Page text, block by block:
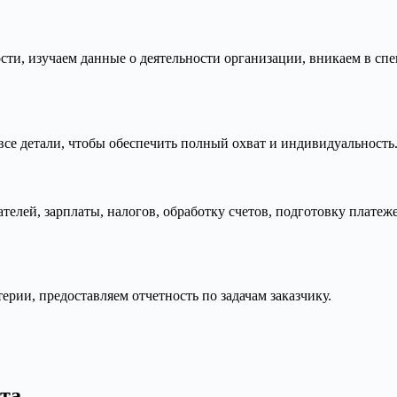
изучаем данные о деятельности организации, вникаем в
детали, чтобы обеспечить полный охват и индивидуальность.
зарплаты, налогов, обработку счетов, подготовку
предоставляем отчетность по задачам заказчику.